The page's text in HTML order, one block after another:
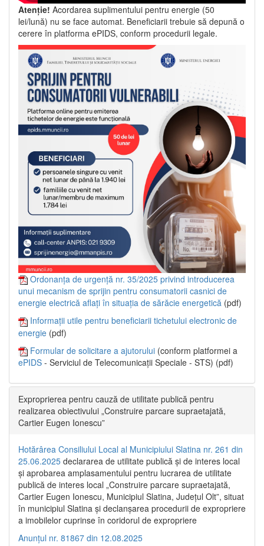
Atenție! Acordarea suplimentului pentru energie (50
lei/lună) nu se face automat. Beneficiarii trebuie să depună o
cerere în platforma ePIDS, conform procedurii legale.
Ordonanța de urgență nr. 35/2025 privind introducerea
unui mecanism de sprijin pentru consumatorii casnici de
energie electrică aflați în situația de sărăcie energetică (pdf)
Informații utile pentru beneficiarii tichetului electronic de
energie (pdf)
Formular de solicitare a ajutorului (conform platformei a
ePIDS - Serviciul de Telecomunicații Speciale - STS) (pdf)
Exproprierea pentru cauză de utilitate publică pentru
realizarea obiectivului „Construire parcare supraetajată,
Cartier Eugen Ionescu”
Hotărârea Consiliului Local al Municipiului Slatina nr. 261 din
25.06.2025 declararea de utilitate publică și de interes local
și aprobarea amplasamentului pentru lucrarea de utilitate
publică de interes local „Construire parcare supraetajată,
Cartier Eugen Ionescu, Municipiul Slatina, Județul Olt”, situat
în municipiul Slatina și declanșarea procedurii de expropriere
a imobilelor cuprinse în coridorul de expropriere
Anunțul nr. 81867 din 12.08.2025